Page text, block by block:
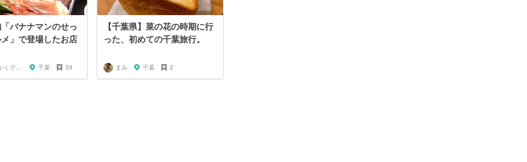
バナナマンのせっ
」で登場したお店
🍌せっかくグルメまにあ🍌 千葉 39
【千葉県】菜の花の時期に行
った、初めての千葉旅行。
まみ 千葉 2